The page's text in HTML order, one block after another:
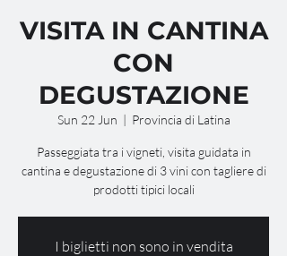
VISITA IN CANTINA
CON
DEGUSTAZIONE
Sun 22 Jun
  |
Provincia di Latina
Passeggiata tra i vigneti, visita guidata in
cantina e degustazione di 3 vini con tagliere di
prodotti tipici locali
I biglietti non sono in vendita